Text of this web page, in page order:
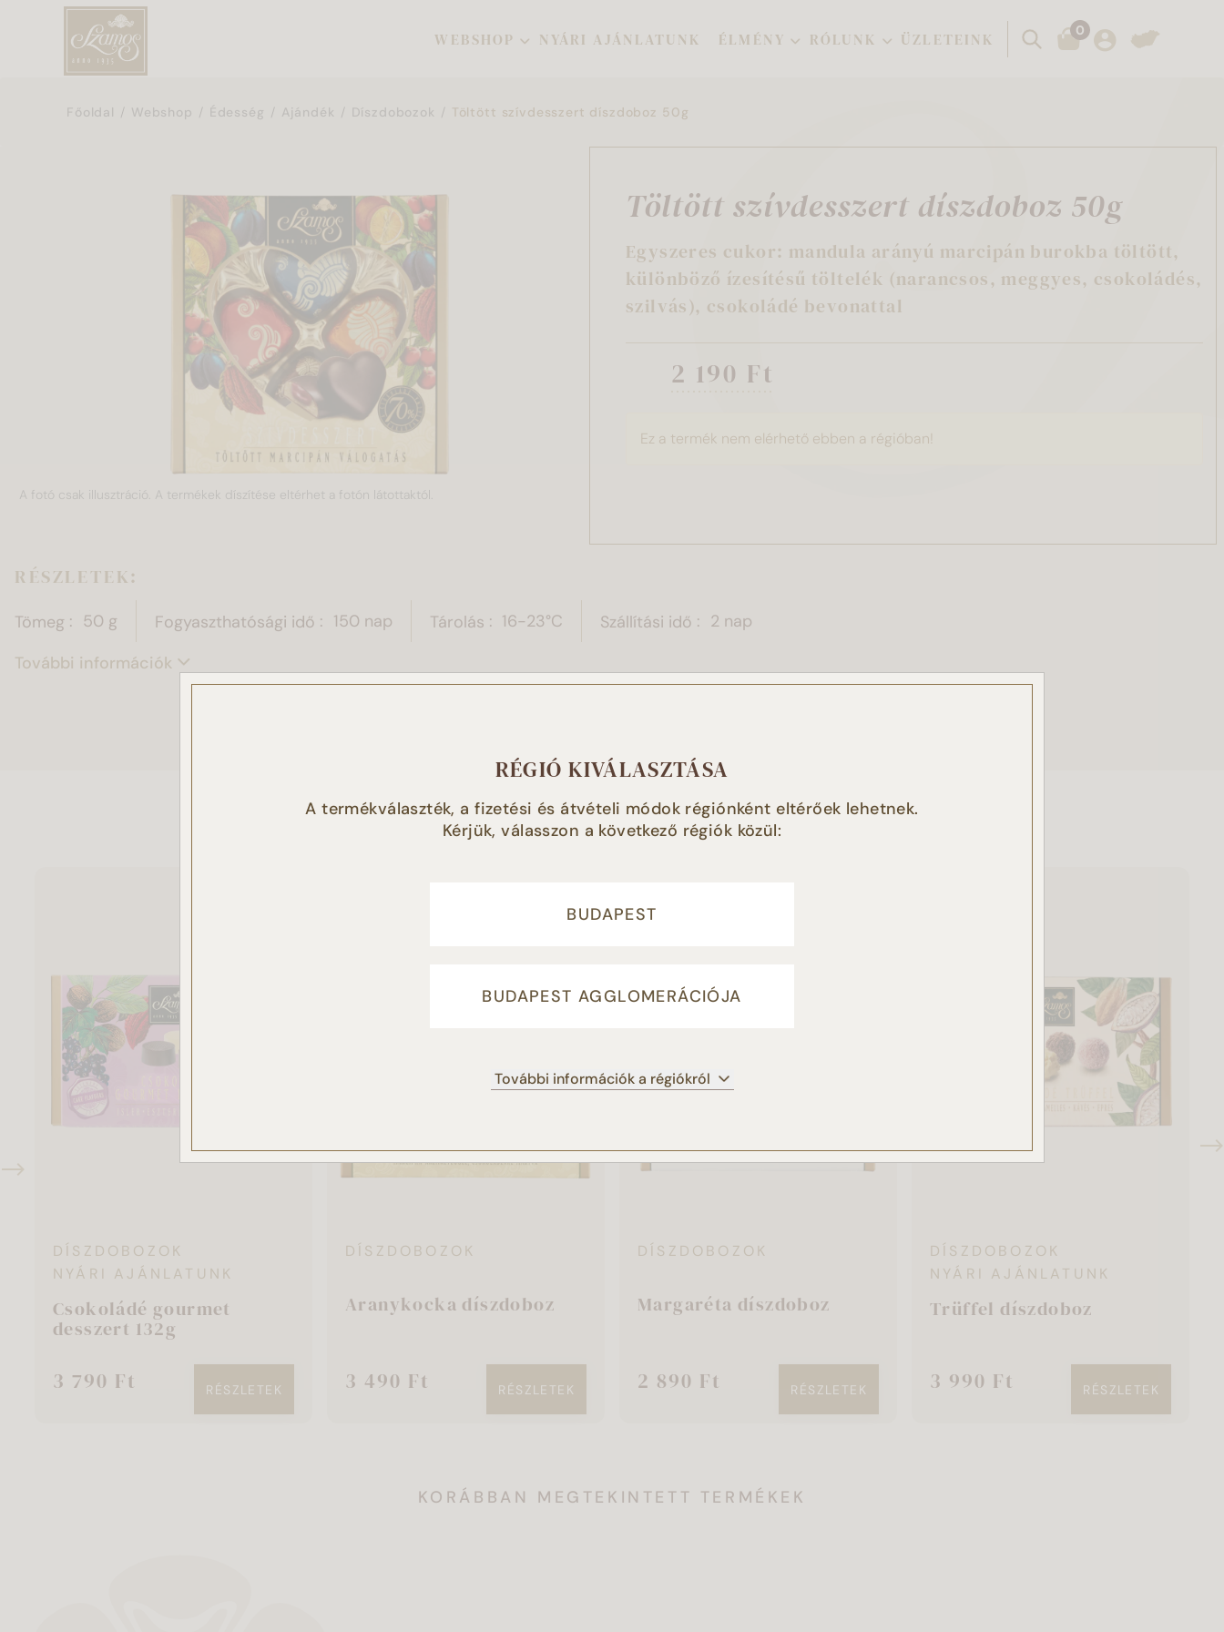
WEBSHOP NYÁRI AJÁNLATUNK ÉLMÉNY RÓLUNK ÜZLETEINK Keresés0
Főoldal Webshop Édesség Ajándék Díszdobozok Töltött szívdesszert díszdoboz 50g
A fotó csak illusztráció. A termékek díszítése eltérhet a fotón látottaktól.
Töltött szívdesszert díszdoboz 50g
Egyszeres cukor: mandula arányú marcipán burokba töltött,
különböző ízesítésű töltelék (narancsos, meggyes, csokoládés,
szilvás), csokoládé bevonattal
2 190 Ft
Ez a termék nem elérhető ebben a régióban!
RÉSZLETEK:
Tömeg 50 g Fogyaszthatósági idő 150 nap Tárolás 16-23°C Szállítási idő
2 nap
További információk
HASONLÓ TERMÉKEK
DÍSZDOBOZOK
NYÁRI AJÁNLATUNK
Csokoládé gourmet
desszert 132g
3 790 Ft RÉSZLETEK
DÍSZDOBOZOK
Aranykocka díszdoboz
3 490 Ft RÉSZLETEK
DÍSZDOBOZOK
Margaréta díszdoboz
2 890 Ft RÉSZLETEK
DÍSZDOBOZOK
NYÁRI AJÁNLATUNK
Trüffel díszdoboz
3 990 Ft RÉSZLETEK
KORÁBBAN MEGTEKINTETT TERMÉKEK
RÉGIÓ KIVÁLASZTÁSA
A termékválaszték, a fizetési és átvételi módok régiónként eltérőek lehetnek.
Kérjük, válasszon a következő régiók közül:
BUDAPEST
BUDAPEST AGGLOMERÁCIÓJA
További információk a régiókról
Ez a weboldal sütiket használ!
látogatóink magasabb szintű kiszolgálásához, a weboldalforgalmunk
elemzéséhez, illetve marketing tevékenységünk támogatása érdekében.
csak a honlap működéshez elengedhetetlenül szükséges sütiket
ELFOGADOM